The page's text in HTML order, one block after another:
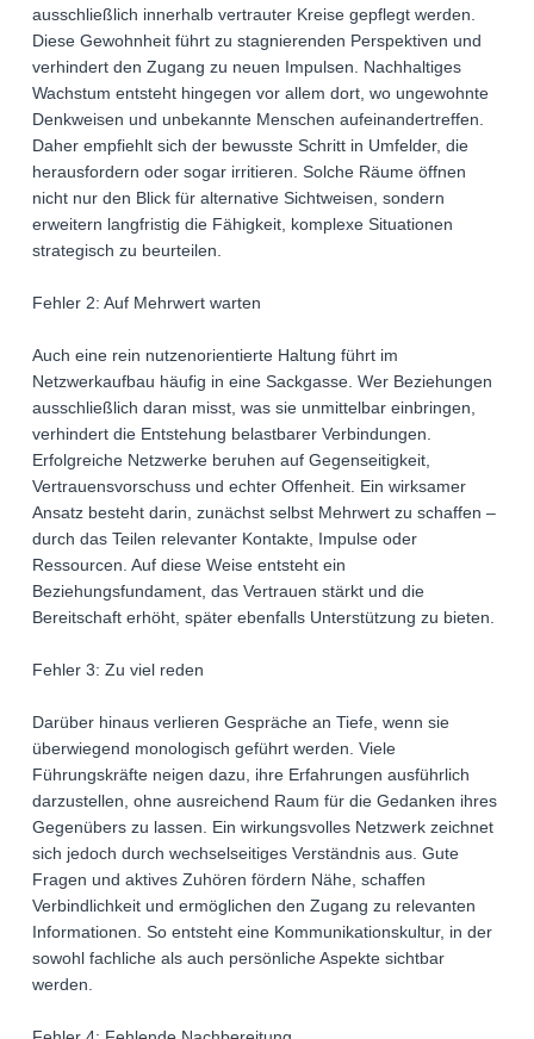
ausschließlich innerhalb vertrauter Kreise gepflegt werden.
Diese Gewohnheit führt zu stagnierenden Perspektiven und
verhindert den Zugang zu neuen Impulsen. Nachhaltiges
Wachstum entsteht hingegen vor allem dort, wo ungewohnte
Denkweisen und unbekannte Menschen aufeinandertreffen.
Daher empfiehlt sich der bewusste Schritt in Umfelder, die
herausfordern oder sogar irritieren. Solche Räume öffnen
nicht nur den Blick für alternative Sichtweisen, sondern
erweitern langfristig die Fähigkeit, komplexe Situationen
strategisch zu beurteilen.
Fehler 2: Auf Mehrwert warten
Auch eine rein nutzenorientierte Haltung führt im
Netzwerkaufbau häufig in eine Sackgasse. Wer Beziehungen
ausschließlich daran misst, was sie unmittelbar einbringen,
verhindert die Entstehung belastbarer Verbindungen.
Erfolgreiche Netzwerke beruhen auf Gegenseitigkeit,
Vertrauensvorschuss und echter Offenheit. Ein wirksamer
Ansatz besteht darin, zunächst selbst Mehrwert zu schaffen –
durch das Teilen relevanter Kontakte, Impulse oder
Ressourcen. Auf diese Weise entsteht ein
Beziehungsfundament, das Vertrauen stärkt und die
Bereitschaft erhöht, später ebenfalls Unterstützung zu bieten.
Fehler 3: Zu viel reden
Darüber hinaus verlieren Gespräche an Tiefe, wenn sie
überwiegend monologisch geführt werden. Viele
Führungskräfte neigen dazu, ihre Erfahrungen ausführlich
darzustellen, ohne ausreichend Raum für die Gedanken ihres
Gegenübers zu lassen. Ein wirkungsvolles Netzwerk zeichnet
sich jedoch durch wechselseitiges Verständnis aus. Gute
Fragen und aktives Zuhören fördern Nähe, schaffen
Verbindlichkeit und ermöglichen den Zugang zu relevanten
Informationen. So entsteht eine Kommunikationskultur, in der
sowohl fachliche als auch persönliche Aspekte sichtbar
werden.